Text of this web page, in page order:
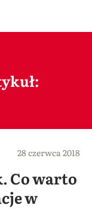
28 czerwca 2018
Co warto
w